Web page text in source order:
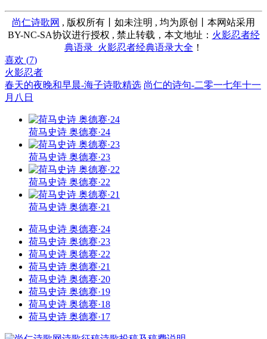
尚仁诗歌网 , 版权所有丨如未注明 , 均为原创丨本网站采用
BY-NC-SA协议进行授权 , 禁止转载，本文地址： 火影忍者经
典语录_火影忍者经典语录大全 ！
喜欢 (7)
火影忍者
春天的夜晚和早晨-海子诗歌精选 尚仁的诗句-二零一七年十一
月八日
荷马史诗 奥德赛·24
荷马史诗 奥德赛·23
荷马史诗 奥德赛·22
荷马史诗 奥德赛·21
荷马史诗 奥德赛·24
荷马史诗 奥德赛·23
荷马史诗 奥德赛·22
荷马史诗 奥德赛·21
荷马史诗 奥德赛·20
荷马史诗 奥德赛·19
荷马史诗 奥德赛·18
荷马史诗 奥德赛·17